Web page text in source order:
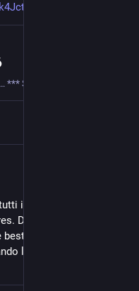
i soldi che ha con sé
Durante il viaggio
in tutte le
la sensibilità di...